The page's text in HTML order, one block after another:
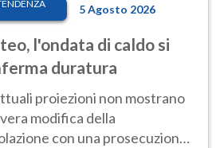
5 Agosto 2026
l'ondata di caldo si
duratura
proiezioni non mostrano
modifica della
con una prosecuzione